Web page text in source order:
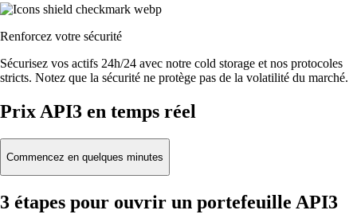
Renforcez votre sécurité
Sécurisez vos actifs 24h/24 avec notre cold storage et nos protocoles
stricts. Notez que la sécurité ne protège pas de la volatilité du marché.
Prix API3 en temps réel
Commencez en quelques minutes
3 étapes pour ouvrir un portefeuille API3